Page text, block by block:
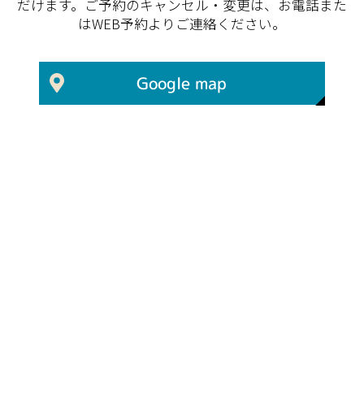
だけます。ご予約のキャンセル・変更は、お電話また
はWEB予約よりご連絡ください。
Google map